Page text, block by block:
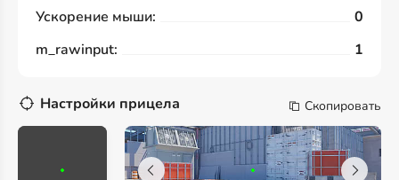
Ускорение мыши:
0
m_rawinput:
1
Настройки прицела Скопировать